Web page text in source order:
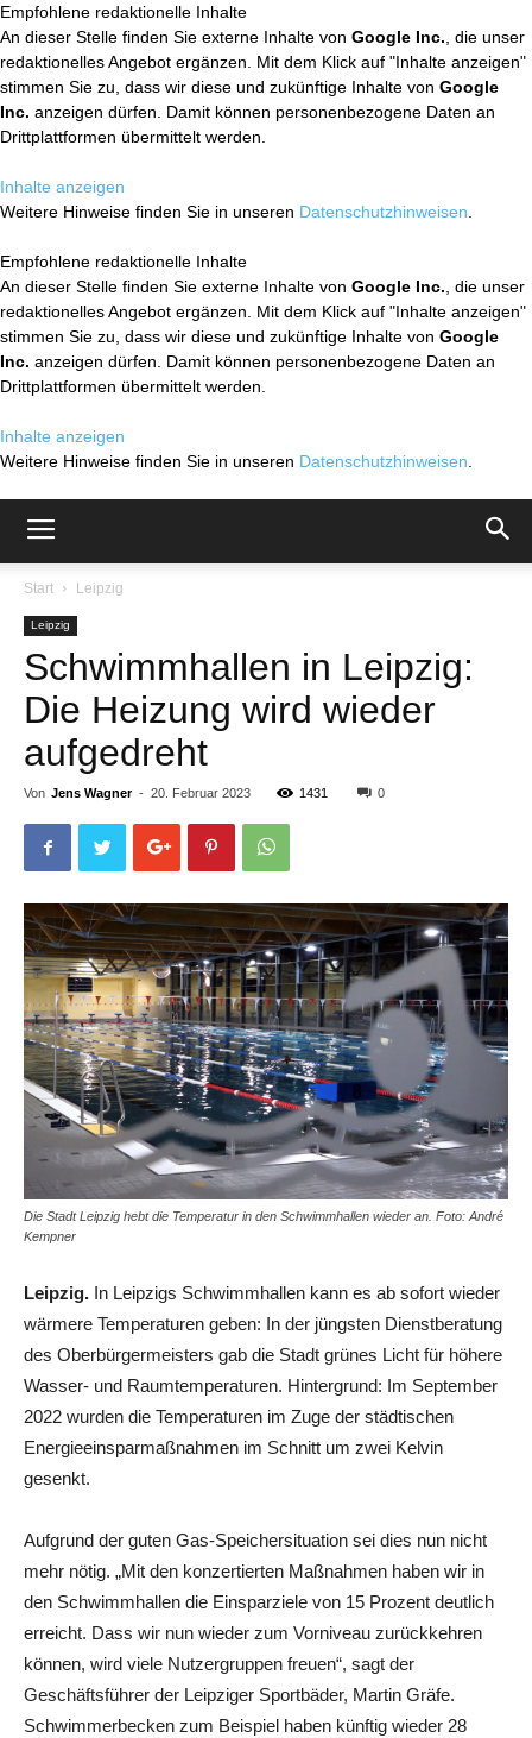
Empfohlene redaktionelle Inhalte
An dieser Stelle finden Sie externe Inhalte von Google Inc. , die unser
redaktionelles Angebot ergänzen. Mit dem Klick auf "Inhalte anzeigen"
stimmen Sie zu, dass wir diese und zukünftige Inhalte von Google
Inc. anzeigen dürfen. Damit können personenbezogene Daten an
Drittplattformen übermittelt werden.
Inhalte anzeigen
Weitere Hinweise finden Sie in unseren Datenschutzhinweisen
Empfohlene redaktionelle Inhalte
An dieser Stelle finden Sie externe Inhalte von Google Inc. , die unser
redaktionelles Angebot ergänzen. Mit dem Klick auf "Inhalte anzeigen"
stimmen Sie zu, dass wir diese und zukünftige Inhalte von Google
Inc. anzeigen dürfen. Damit können personenbezogene Daten an
Drittplattformen übermittelt werden.
Inhalte anzeigen
Weitere Hinweise finden Sie in unseren Datenschutzhinweisen
Start Leipzig
Leipzig
Schwimmhallen in Leipzig:
Die Heizung wird wieder
aufgedreht
Von Jens Wagner - 20. Februar 2023 1431 0
Die Stadt Leipzig hebt die Temperatur in den Schwimmhallen wieder an. Foto: André
Kempner
Leipzig. In Leipzigs Schwimmhallen kann es ab sofort wieder
wärmere Temperaturen geben: In der jüngsten Dienstberatung
des Oberbürgermeisters gab die Stadt grünes Licht für höhere
Wasser- und Raumtemperaturen. Hintergrund: Im September
2022 wurden die Temperaturen im Zuge der städtischen
Energieeinsparmaßnahmen im Schnitt um zwei Kelvin
gesenkt.
Aufgrund der guten Gas-Speichersituation sei dies nun nicht
mehr nötig. „Mit den konzertierten Maßnahmen haben wir in
den Schwimmhallen die Einsparziele von 15 Prozent deutlich
erreicht. Dass wir nun wieder zum Vorniveau zurückkehren
können, wird viele Nutzergruppen freuen“, sagt der
Geschäftsführer der Leipziger Sportbäder, Martin Gräfe.
Schwimmerbecken zum Beispiel haben künftig wieder 28